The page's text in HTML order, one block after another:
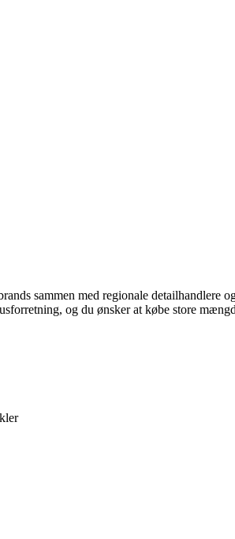
sammen med regionale
og du ønsker at købe store